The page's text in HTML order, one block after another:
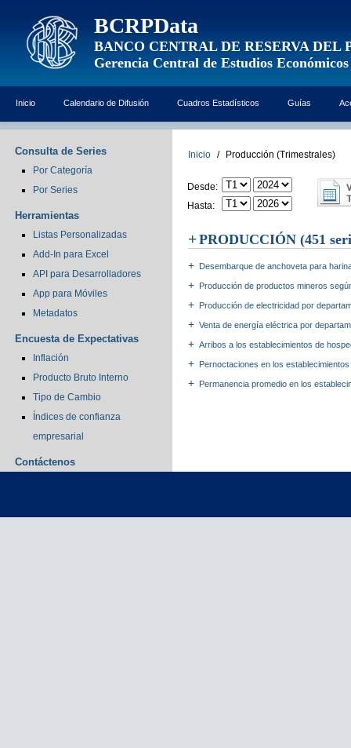
BCRPData
BANCO CENTRAL DE RESERVA DEL
Gerencia Central de Estudios Económicos
Inicio Calendario de Difusión Cuadros Estadísticos Guías
Consulta de Series
Por Categoría
Por Series
Herramientas
Listas Personalizadas
Add-In para Excel
API para Desarrolladores
App para Móviles
Metadatos
Encuesta de Expectativas
Inflación
Producto Bruto Interno
Tipo de Cambio
Índices de confianza
empresarial
Contáctenos
Inicio / Producción (Trimestrales)
Desde:
Hasta:
PRODUCCIÓN (451
Desembarque de anchoveta para
Producción de productos mineros
Producción de electricidad por
Venta de energía eléctrica por
Arribos a los establecimientos de
Pernoctaciones en los
Permanencia promedio en los